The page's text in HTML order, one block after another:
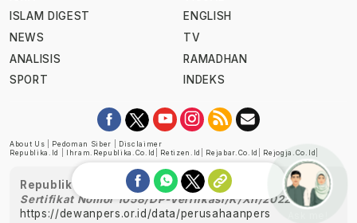
ISLAM DIGEST
NEWS
ANALISIS
SPORT
ENGLISH
TV
RAMADHAN
INDEKS
About Us Pedoman Siber
Disclaimer
Republika.id
Ihram.republika.co.id Retizen.id Rejabar.co.id Rejogja.co.id
Republika telah diverifikasi oleh Dewan Pers
Sertifikat Nomor 1058/DP-Verifikasi/K/XII/2022
https://dewanpers.or.id/data/perusahaanpers